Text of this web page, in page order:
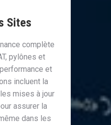
Sites
complète
pylônes et
et
incluent la
mises à jour
assurer la
dans les